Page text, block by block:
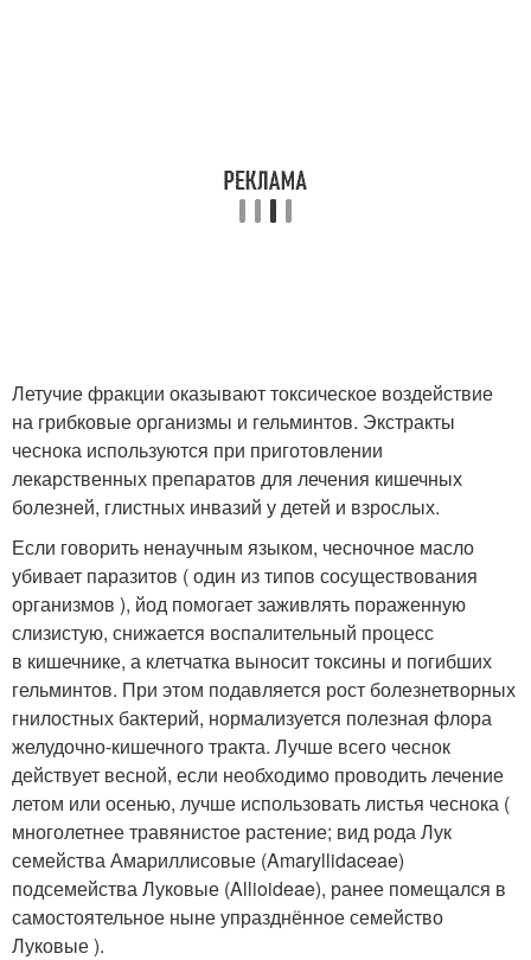
Летучие фракции оказывают токсическое воздействие
на грибковые организмы и гельминтов. Экстракты
чеснока используются при приготовлении
лекарственных препаратов для лечения кишечных
болезней, глистных инвазий у детей и взрослых.
Если говорить ненаучным языком, чесночное масло
убивает паразитов ( один из типов сосуществования
организмов ), йод помогает заживлять пораженную
слизистую, снижается воспалительный процесс
в кишечнике, а клетчатка выносит токсины и погибших
гельминтов. При этом подавляется рост болезнетворных
гнилостных бактерий, нормализуется полезная флора
желудочно-кишечного тракта. Лучше всего чеснок
действует весной, если необходимо проводить лечение
летом или осенью, лучше использовать листья чеснока (
многолетнее травянистое растение; вид рода Лук
семейства Амариллисовые (Amaryllidaceae)
подсемейства Луковые (Allioideae), ранее помещался в
самостоятельное ныне упразднённое семейство
Луковые ).